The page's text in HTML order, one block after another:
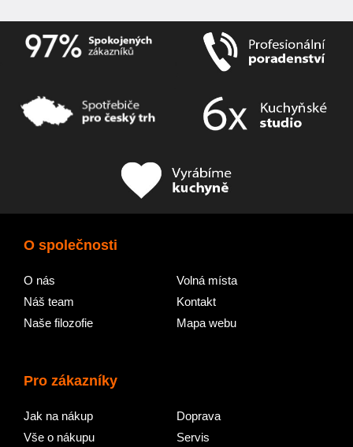
O společnosti
O nás
Náš team
Naše filozofie
Volná místa
Kontakt
Mapa webu
Pro zákazníky
Jak na nákup
Vše o nákupu
Doprava
Servis